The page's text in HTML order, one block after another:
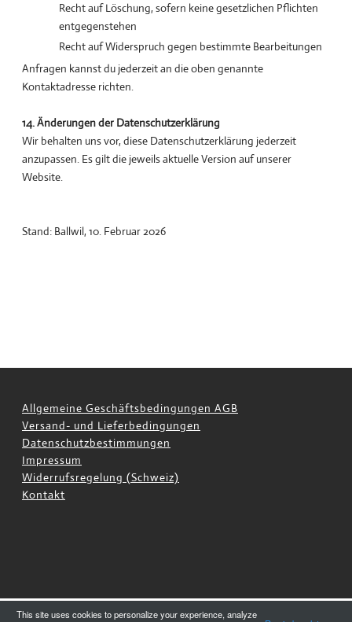
Recht auf Löschung, sofern keine gesetzlichen Pflichten
entgegenstehen
Recht auf Widerspruch gegen bestimmte Bearbeitungen
Anfragen kannst du jederzeit an die oben genannte
Kontaktadresse richten.
14. Änderungen der Datenschutzerklärung
Wir behalten uns vor, diese Datenschutzerklärung jederzeit
anzupassen. Es gilt die jeweils aktuelle Version auf unserer
Website.
Stand: Ballwil, 10. Februar 2026
Allgemeine Geschäftsbedingungen AGB
Versand- und Lieferbedingungen
Datenschutzbestimmungen
Impressum
Widerrufsregelung (Schweiz)
Kontakt
This site uses cookies to personalize your experience, analyze